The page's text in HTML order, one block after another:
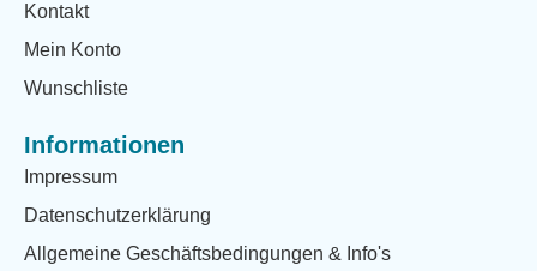
Kontakt
Mein Konto
Wunschliste
Informationen
Impressum
Datenschutzerklärung
Allgemeine Geschäftsbedingungen & Info's